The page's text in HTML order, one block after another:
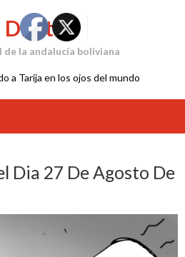
Digital
la andalucía boliviana
a Tarija en los ojos del mundo
Dia 27 De Agosto De